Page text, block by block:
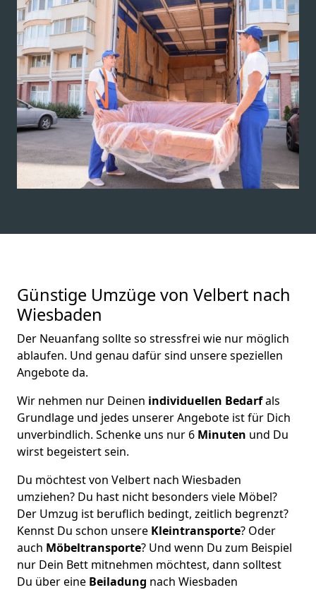
Günstige Umzüge von Velbert nach
Wiesbaden
Der Neuanfang sollte so stressfrei wie nur möglich
ablaufen. Und genau dafür sind unsere speziellen
Angebote da.
Wir nehmen nur Deinen individuellen Bedarfals
Grundlage und jedes unserer Angebote ist für Dich
unverbindlich. Schenke uns nur 6 Minuten und Du
wirst begeistert sein.
Du möchtest von Velbert nach Wiesbaden
umziehen? Du hast nicht besonders viele Möbel?
Der Umzug ist beruflich bedingt, zeitlich begrenzt?
Kennst Du schon unsere Kleintransporte? Oder
auch Möbeltransporte? Und wenn Du zum Beispiel
nur Dein Bett mitnehmen möchtest, dann solltest
Du über eine Beiladung nach Wiesbaden